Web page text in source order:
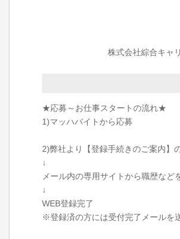
株式会社綜合キャ
★応募～お仕事スタートの流れ★
1)マッハバイトから応募
2)弊社より【登録手続きのご案内】
↓
メール内の専用サイトから職歴など
↓
WEB登録完了
※登録済の方には受付完了メールを